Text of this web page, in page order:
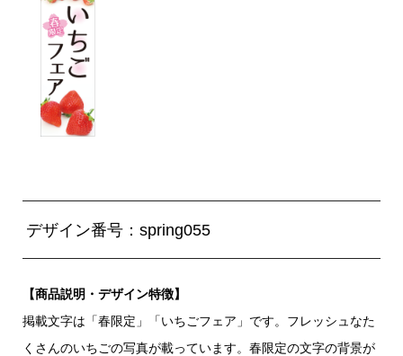
デザイン番号：spring055
【商品説明・デザイン特徴】
掲載文字は「春限定」「いちごフェア」です。フレッシュなた
くさんのいちごの写真が載っています。春限定の文字の背景が